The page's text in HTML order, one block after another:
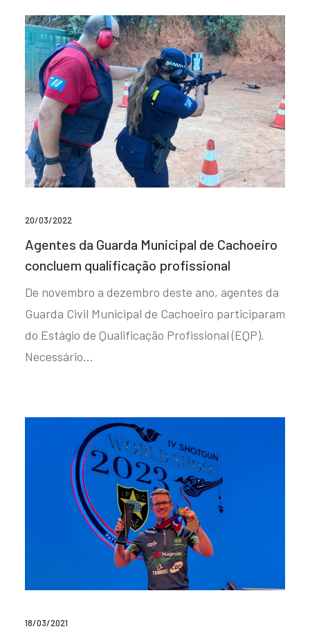
20/03/2022
Agentes da Guarda Municipal de Cachoeiro
concluem qualificação profissional
De novembro a dezembro deste ano, agentes da
Guarda Civil Municipal de Cachoeiro participaram
do Estágio de Qualificação Profissional (EQP).
Necessário…
18/03/2021